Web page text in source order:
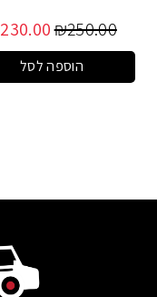
₪250.00
230.00
הוספה לסל